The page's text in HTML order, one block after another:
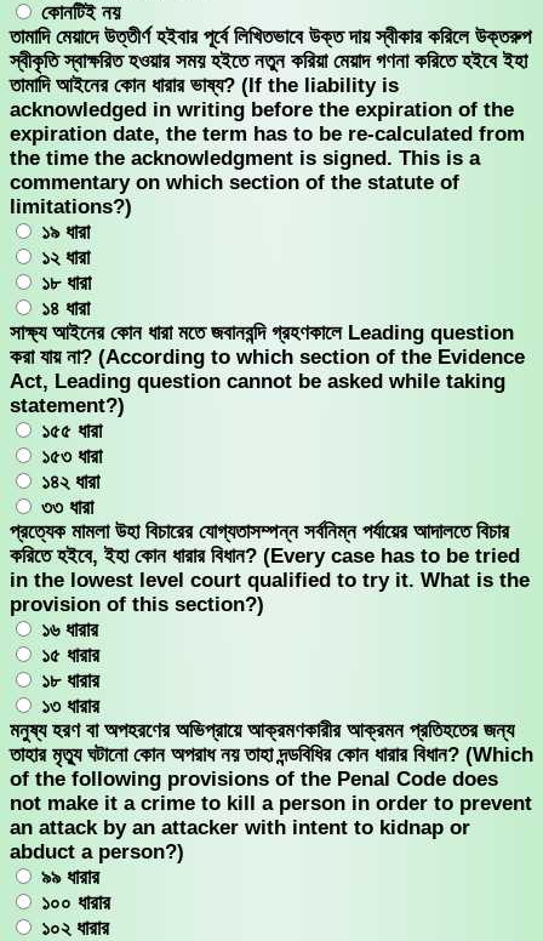
কোনটিই নয়
তামাদি মেয়াদে উত্তীর্ণ হইবার পূর্বে লিখিতভাবে উক্ত দায় স্বীকার করিলে উক্তরুপ
স্বীকৃতি স্বাক্ষরিত হওয়ার সময় হইতে নতুন করিয়া মেয়াদ গণনা করিতে হইবে ইহা
তামাদি আইনের কোন ধারার ভাষ্য? (If the liability is
acknowledged in writing before the expiration of the
expiration date, the term has to be re-calculated from
the time the acknowledgment is signed. This is a
commentary on which section of the statute of
limitations?)
১৯ ধারা
১২ ধারা
১৮ ধারা
১৪ ধারা
সাক্ষ্য আইনের কোন ধারা মতে জবানবন্দি গ্রহণকালে Leading question
করা যায় না? (According to which section of the Evidence
Act, Leading question cannot be asked while taking
statement?)
১৫৫ ধারা
১৫৩ ধারা
১৪২ ধারা
৩৩ ধারা
প্রত্যেক মামলা উহা বিচারের যোগ্যতাসম্পন্ন সর্বনিম্ন পর্যায়ের আদালতে বিচার
করিতে হইবে, ইহা কোন ধারার বিধান? (Every case has to be tried
in the lowest level court qualified to try it. What is the
provision of this section?)
১৬ ধারার
১৫ ধারার
১৮ ধারার
১৩ ধারার
মনুষ্য হরণ বা অপহরণের অভিপ্রায়ে আক্রমণকারীর আক্রমন প্রতিহতের জন্য
তাহার মৃত্যু ঘটানো কোন অপরাধ নয় তাহা দন্ডবিধির কোন ধারার বিধান? (Which
of the following provisions of the Penal Code does
not make it a crime to kill a person in order to prevent
an attack by an attacker with intent to kidnap or
abduct a person?)
৯৯ ধারার
১০০ ধারার
১০২ ধারার